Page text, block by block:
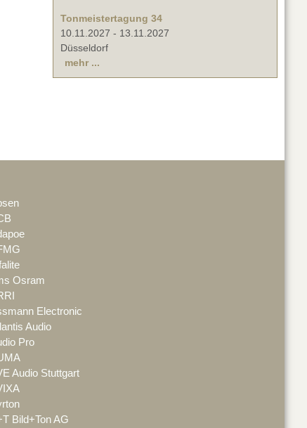
Tonmeistertagung 34
10.11.2027 - 13.11.2027
Düsseldorf
mehr ...
Osram
Electronic
Audio
Pro
Audio Stuttgart
Bild+Ton AG